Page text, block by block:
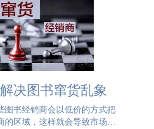
决图书窜货乱象
图书经销商会以低价的方式把
的区域，这样就会导致市场上